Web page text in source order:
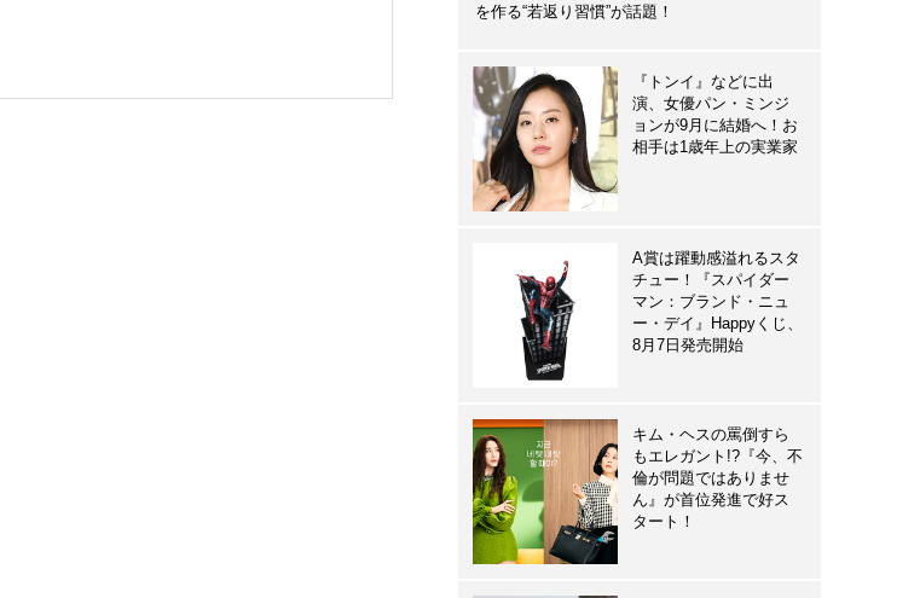
を作る“若返り習慣”が話題！
『トンイ』などに出
演、女優パン・ミンジ
ョンが9月に結婚へ！お
相手は1歳年上の実業家
A賞は躍動感溢れるスタ
チュー！『スパイダー
マン：ブランド・ニュ
ー・デイ』Happyくじ、
8月7日発売開始
キム・ヘスの罵倒すら
もエレガント!?『今、不
倫が問題ではありませ
ん』が首位発進で好ス
タート！